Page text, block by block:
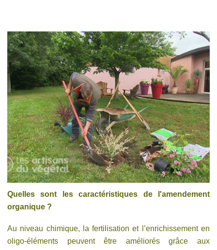
Quelles sont les caractéristiques de l'amendement
organique ?
Au niveau chimique, la fertilisation et l’enrichissement en
oligo-éléments peuvent être améliorés grâce aux